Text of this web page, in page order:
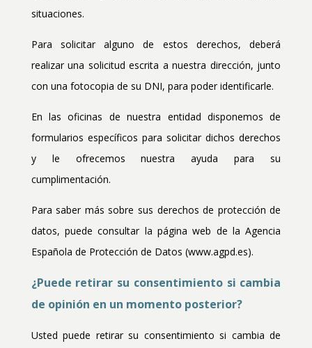
situaciones.
Para solicitar alguno de estos derechos, deberá
realizar una solicitud escrita a nuestra dirección, junto
con una fotocopia de su DNI, para poder identificarle.
En las oficinas de nuestra entidad disponemos de
formularios específicos para solicitar dichos derechos
y le ofrecemos nuestra ayuda para su
cumplimentación.
Para saber más sobre sus derechos de protección de
datos, puede consultar la página web de la Agencia
Española de Protección de Datos (www.agpd.es).
¿Puede retirar su consentimiento si cambia
de opinión en un momento posterior?
Usted puede retirar su consentimiento si cambia de